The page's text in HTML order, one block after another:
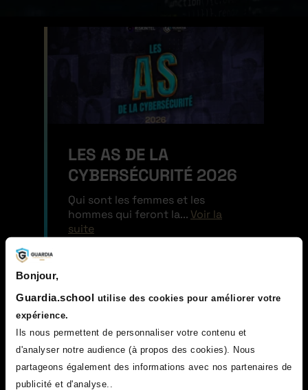
Bonjour,
Guardia.school utilise des cookies pour améliorer votre
expérience.
Ils nous permettent de personnaliser votre contenu et
d'analyser notre audience (à propos des cookies). Nous
partageons également des informations avec nos partenaires de
publicité et d'analyse..
LES AS DE LA
CYBERSÉCURITÉ 2026
Qui sont les femmes et les
hommes qui feront la... Voir la
suite